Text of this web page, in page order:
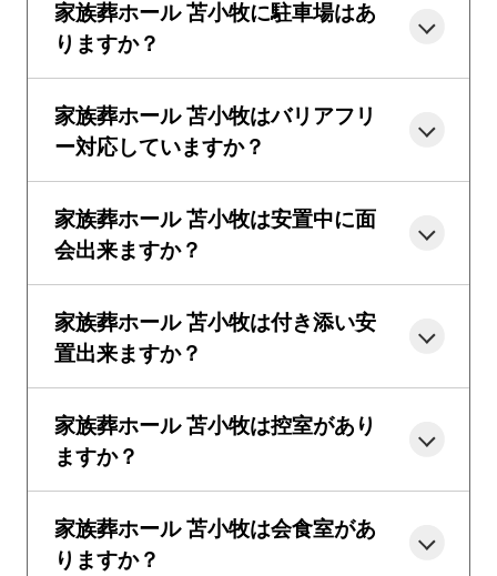
家族葬ホール 苫小牧に駐車場はあ
りますか？
家族葬ホール 苫小牧はバリアフリ
ー対応していますか？
家族葬ホール 苫小牧は安置中に面
会出来ますか？
家族葬ホール 苫小牧は付き添い安
置出来ますか？
家族葬ホール 苫小牧は控室があり
ますか？
家族葬ホール 苫小牧は会食室があ
りますか？